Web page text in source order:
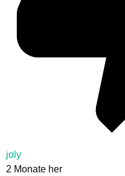
joly
2 Monate her